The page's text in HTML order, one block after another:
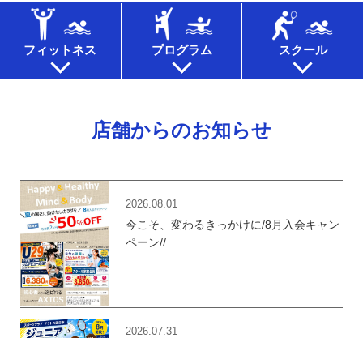
フィットネス プログラム スクール
店舗からのお知らせ
2026.08.01
今こそ、変わるきっかけに/8月入会キャン
ペーン//
2026.07.31